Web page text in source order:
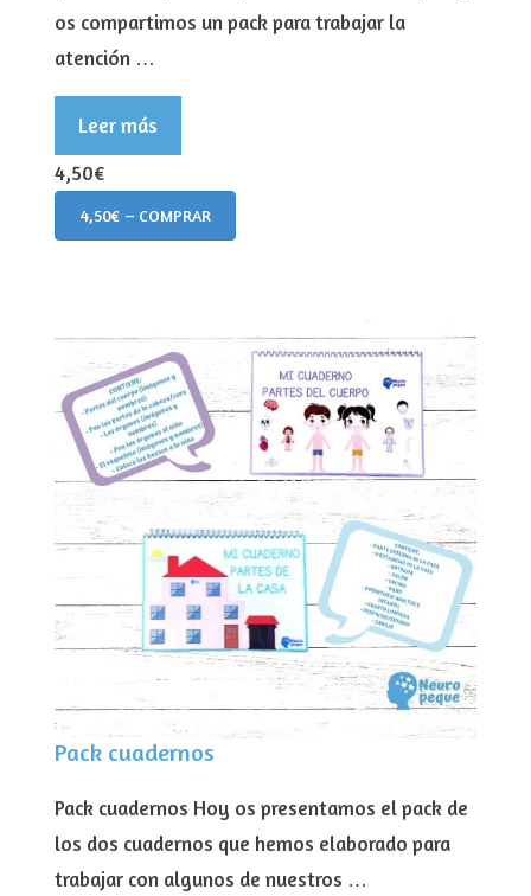
os compartimos un pack para trabajar la
atención …
Leer más
4,50€
4,50€ – COMPRAR
Pack cuadernos
Pack cuadernos Hoy os presentamos el pack de
los dos cuadernos que hemos elaborado para
trabajar con algunos de nuestros …